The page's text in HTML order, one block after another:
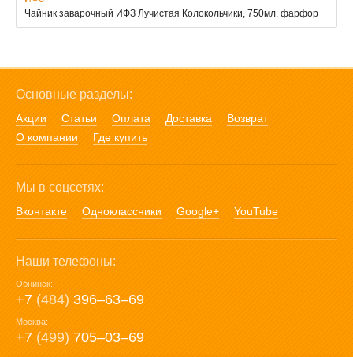
Чайник заварочный ИФЗ Лучистая Колокольчики, 750мл, фарфор
Основные разделы:
Акции Статьи Оплата Доставка
Возврат
О компании
Где купить
Мы в соцсетях:
Вконтакте Одноклассники Google+ YouTube
Наши телефоны:
Обнинск:
+7 (484) 396‒63‒69
Москва:
+7 (499) 705‒03‒69